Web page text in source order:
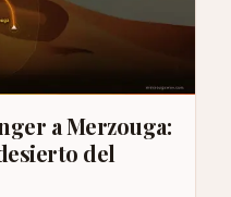
a Merzouga:
del